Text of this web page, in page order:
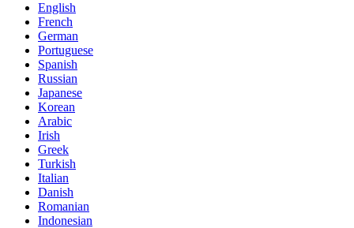
English
French
German
Portuguese
Spanish
Russian
Japanese
Korean
Arabic
Irish
Greek
Turkish
Italian
Danish
Romanian
Indonesian